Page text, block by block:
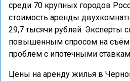
среди 70 крупных городов
стоимость аренды
29,7 тысячи рублей. Эксперты
повышенным спросом на
проблем с ипотечными
Цены на аренду жилья в